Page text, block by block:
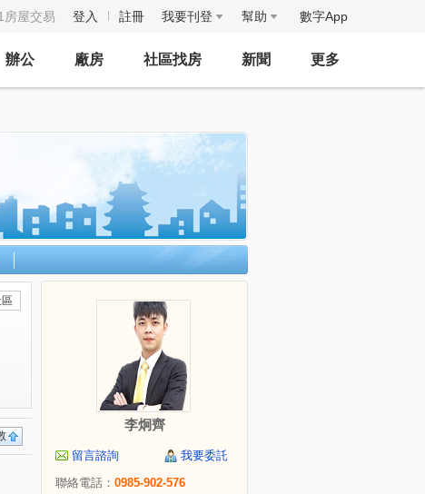
房屋交易 登入 註冊 我要刊登 幫助 數字App
辦公 廠房 社區找房 新聞 更多
李炯齊
留言諮詢
我要委託
聯絡電話： 0985-902-576